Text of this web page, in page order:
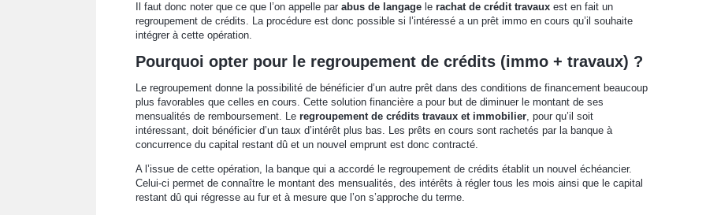
Il faut donc noter que ce que l’on appelle par abus de langage le rachat de crédit travaux est en fait un
regroupement de crédits. La procédure est donc possible si l’intéressé a un prêt immo en cours qu’il souhaite
intégrer à cette opération.
Pourquoi opter pour le regroupement de crédits (immo + travaux) ?
Le regroupement donne la possibilité de bénéficier d’un autre prêt dans des conditions de financement beaucoup
plus favorables que celles en cours. Cette solution financière a pour but de diminuer le montant de ses
mensualités de remboursement. Le regroupement de crédits travaux et immobilier, pour qu’il soit
intéressant, doit bénéficier d’un taux d’intérêt plus bas. Les prêts en cours sont rachetés par la banque à
concurrence du capital restant dû et un nouvel emprunt est donc contracté.
A l’issue de cette opération, la banque qui a accordé le regroupement de crédits établit un nouvel échéancier.
Celui-ci permet de connaître le montant des mensualités, des intérêts à régler tous les mois ainsi que le capital
restant dû qui régresse au fur et à mesure que l’on s’approche du terme.